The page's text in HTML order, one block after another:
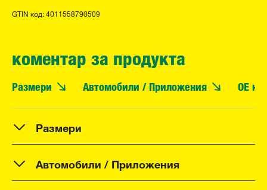
GTIN код: 4011558790509
коментар за продукта
Размери Автомобили / Приложения OE
Размери
Автомобили / Приложения